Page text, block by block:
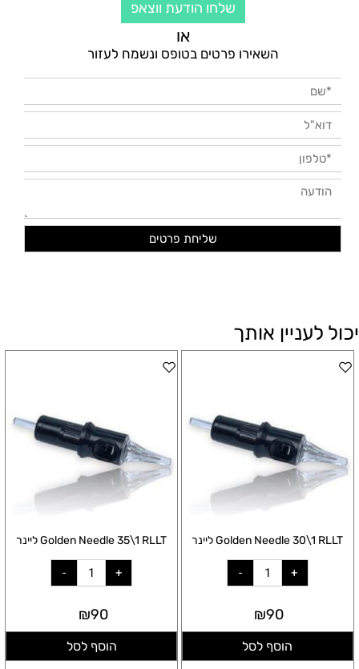
שלחו הודעת ווצאפ
או
השאירו פרטים בטופס ונשמח לעזור
יכול לעניין אותך
Golden Needle 30\1 RLLT ליינר
₪90
הוסף לסל
Golden Needle 35\1 RLLT ליינר
₪90
הוסף לסל